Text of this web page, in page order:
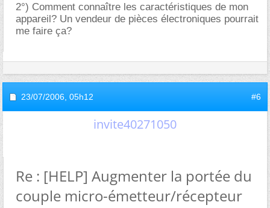
2°) Comment connaître les caractéristiques de mon
appareil? Un vendeur de pièces électroniques pourrait
me faire ça?
23/07/2006, 05h12 #6
invite40271050
Re : [HELP] Augmenter la portée du
couple micro-émetteur/récepteur